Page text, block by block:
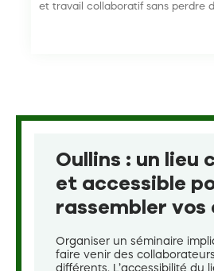
et travail collaboratif sans perdre
Oullins : un lieu
et accessible
rassembler vos
Organiser un séminaire
faire venir des